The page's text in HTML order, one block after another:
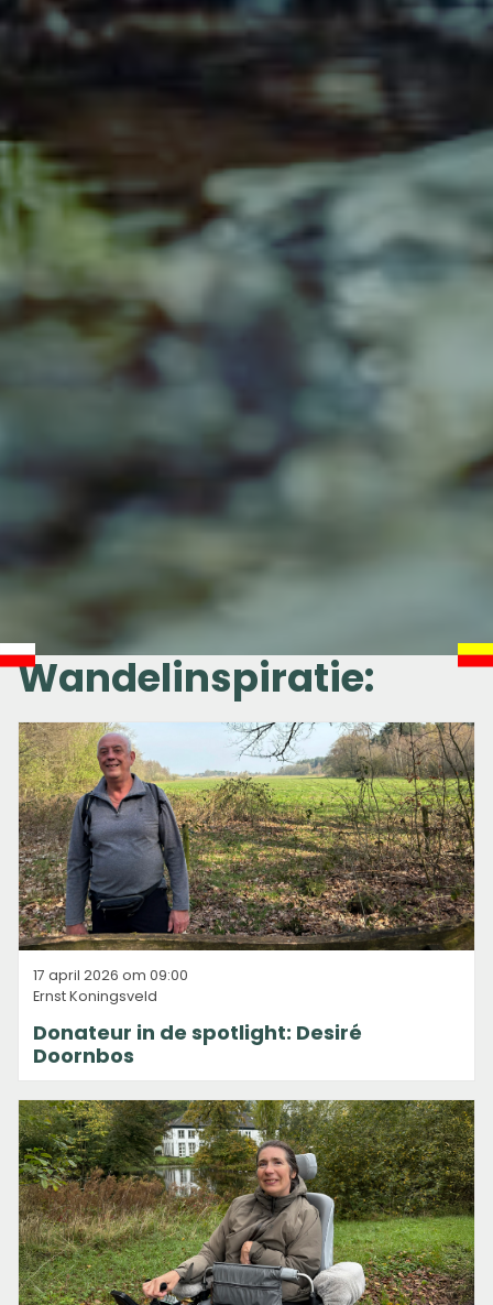
Wandelinspiratie:
17 april 2026 om 09:00
Ernst Koningsveld
Donateur in de spotlight: Desiré
Doornbos